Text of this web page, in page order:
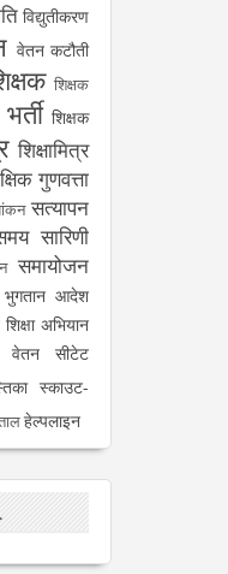
विद्युतीकरण
वेतन कटौती
शिक्षक
शिक्षक
शिक्षामित्र
गुणवत्ता
सत्यापन
सारिणी
समायोजन
भुगतान आदेश
शिक्षा अभियान
वेतन सीटेट
स्काउट-
हेल्पलाइन